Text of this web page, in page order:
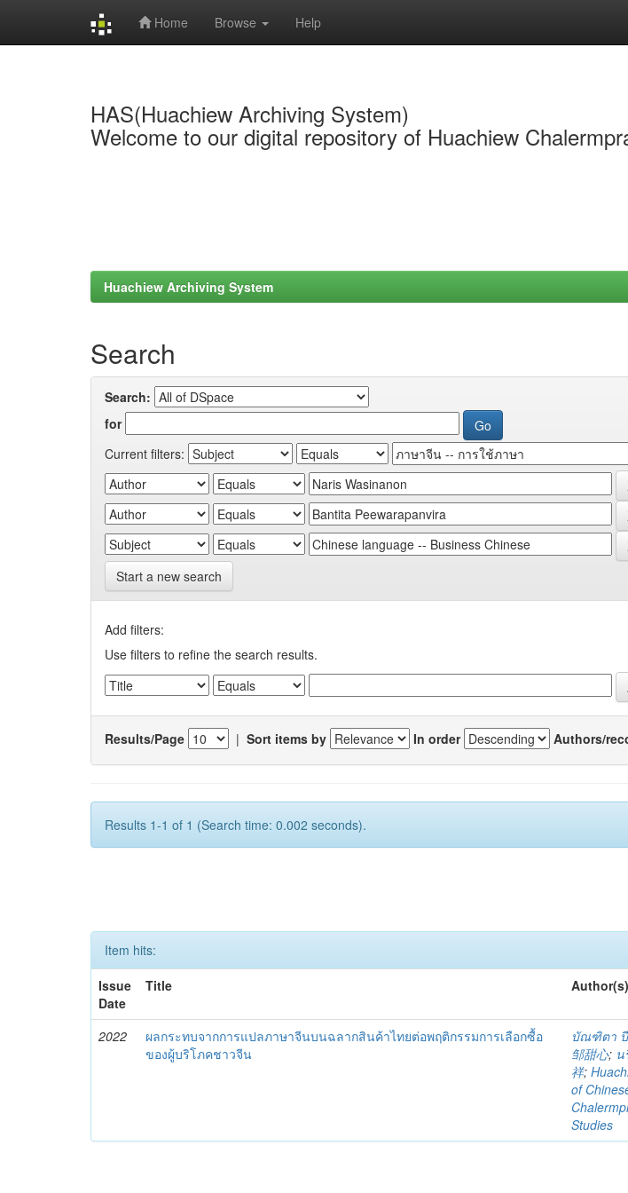
Home Browse Help
HAS(Huachiew Archiving System)
Welcome to our digital repository of Huachiew
Huachiew Archiving System
Search
Search:
for
Current filters:
Start a new search
Add filters:
Use filters to refine the search results.
Results/Page | Sort items by In order Authors/
Results 1-1 of 1 (Search time: 0.002 seconds).
Item hits:
Issue
Date
Title Author(s)
2022
ผลกระทบจากการแปลภาษาจีนบนฉลากสินค้าไทยต่อพฤติกรรมการเลือกซื้อ
ของผู้บริโภคชาวจีน
บัณฑิตา
邹甜心;
祥;
of
Studies